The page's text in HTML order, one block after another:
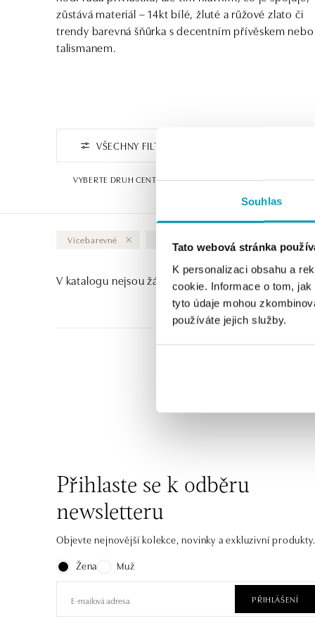
Souhlas
Tato webová stránka
K personalizaci obsahu a
cookie. Informace o tom,
tyto údaje mohou
používáte jejich služby.
zůstává materiál – 14kt bílé, žluté a růžové zlato či
trendy barevná šňůrka s decentním přívěskem nebo
talismanem.
VŠECHNY FILTRY
VYBERTE DRUH CENTRÁLNÍHO KAMENE 1
Vícebarevné
V katalogu nejsou žádné produkty.
Vzdušné, elegantní,
Přihlaste se k odběru
newsletteru
Objevte nejnovější kolekce, novinky a exkluzivní produkty.
Žena
Muž
PŘIHLÁŠENÍ